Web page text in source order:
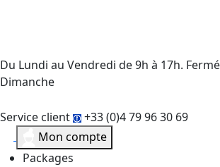
Du Lundi au Vendredi de 9h à 17h.
Dimanche
Service client
+33 (0)4 79 96 30 69
Mon compte
Packages